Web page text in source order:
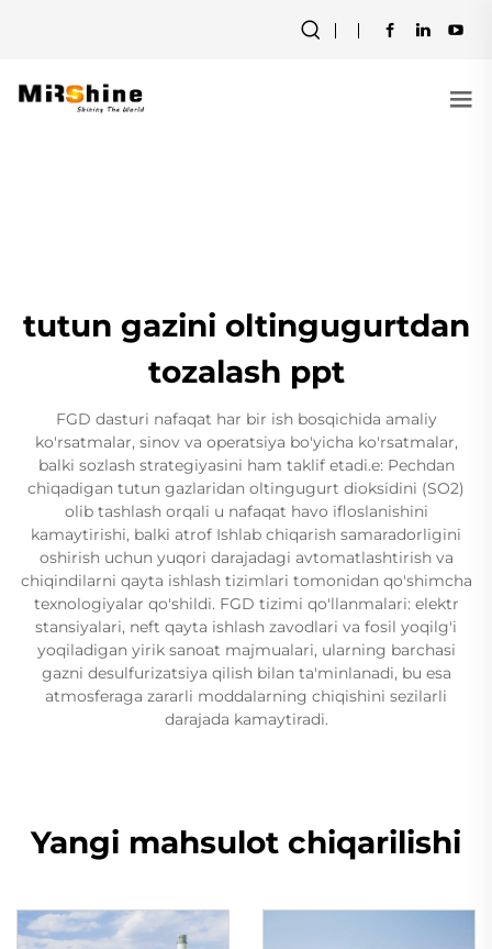
tutun gazini oltingugurtdan
tozalash ppt
FGD dasturi nafaqat har bir ish bosqichida amaliy
ko'rsatmalar, sinov va operatsiya bo'yicha ko'rsatmalar,
balki sozlash strategiyasini ham taklif etadi.e: Pechdan
chiqadigan tutun gazlaridan oltingugurt dioksidini (SO2)
olib tashlash orqali u nafaqat havo ifloslanishini
kamaytirishi, balki atrof Ishlab chiqarish samaradorligini
oshirish uchun yuqori darajadagi avtomatlashtirish va
chiqindilarni qayta ishlash tizimlari tomonidan qo'shimcha
texnologiyalar qo'shildi. FGD tizimi qo'llanmalari: elektr
stansiyalari, neft qayta ishlash zavodlari va fosil yoqilg'i
yoqiladigan yirik sanoat majmualari, ularning barchasi
gazni desulfurizatsiya qilish bilan ta'minlanadi, bu esa
atmosferaga zararli moddalarning chiqishini sezilarli
darajada kamaytiradi.
Yangi mahsulot chiqarilishi